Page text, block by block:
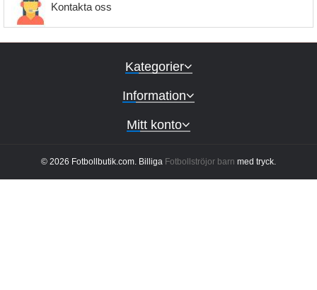
Kontakta oss
Kategorier
Information
Mitt konto
© 2026 Fotbollbutik.com. Billiga Fotbollströjor barn med tryck.